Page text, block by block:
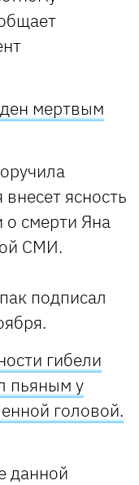
мертвым
ясность
смерти Яна
СМИ.
подписал
гибели
пьяным у
головой.
данной